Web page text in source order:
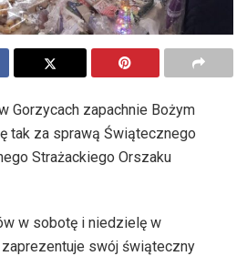
Gorzycach zapachnie Bożym
tak za sprawą Świątecznego
Strażackiego Orszaku
w sobotę i niedzielę w
swój świąteczny